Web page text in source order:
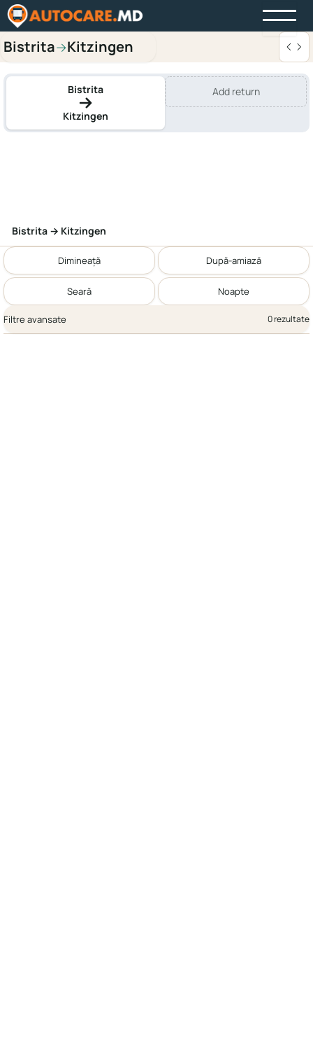
Bistrita→Kitzingen
Bistrita
Kitzingen
Add return
Bistrita → Kitzingen
Dimineață După-amiază
Seară Noapte
Filtre avansate 0 rezultate